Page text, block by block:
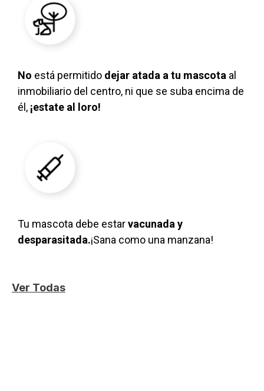
No está permitido dejar atada a tu mascota al
inmobiliario del centro, ni que se suba encima de
él, ¡estate al loro!
Tu mascota debe estarvacunada y
desparasitada.¡Sana como una manzana!
Ver Todas